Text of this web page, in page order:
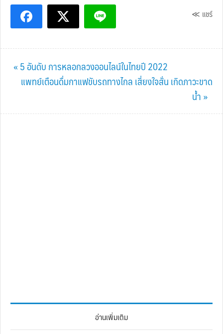
≪ แชร์
Previous
Post:
« 5 อันดับ การหลอกลวงออนไลน์ในไทยปี 2022
Next
แพทย์เตือนดื่มกาแฟขับรถทางไกล เสี่ยงใจสั่น เกิดภาวะขาด
น้ำ »
อ่านเพิ่มเติม